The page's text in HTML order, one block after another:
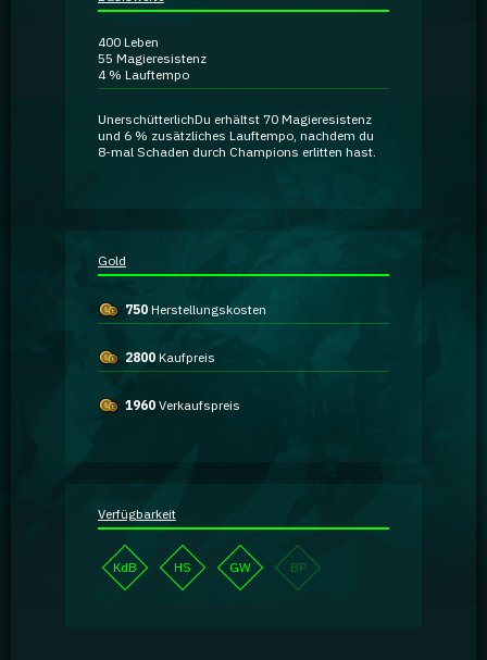
GA Coachie Chat
400 Leben
55 Magieresistenz
4 % Lauftempo
UnerschütterlichDu erhältst 70 Magieresistenz
und 6 % zusätzliches Lauftempo, nachdem du
8-mal Schaden durch Champions erlitten hast.
Gold
750 Herstellungskosten
2800 Kaufpreis
1960 Verkaufspreis
Verfügbarkeit
KdB HS GW BP